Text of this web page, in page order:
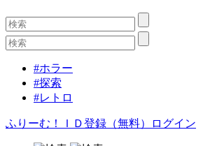
#ホラー
#探索
#レトロ
ふりーむ！ＩＤ登録（無料） ログイン